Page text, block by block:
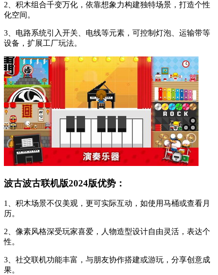
2、积木组合千变万化，依靠想象力构建独特场景，打造个性
化空间。
3、电路系统引入开关、电线等元素，可控制灯泡、运输带等
设备，扩展工厂玩法。
波古波古联机版2024版优势：
1、积木场景不仅美观，更可实际互动，如使用马桶或查看月
历。
2、像素风格深受玩家喜爱，人物造型设计自由灵活，表达个
性。
3、社交联机功能丰富，与朋友协作搭建或游玩，分享创意成
果。